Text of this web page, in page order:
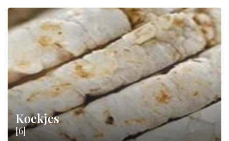
snee pignamet heerlijke mortadella erin? In onze online
winkel vind je verschillende soorten gebakken producten te
koop: van het bekroonde Molise-brood tot zoetwaren zoals
pandoro, sbrisolona en colomba.
Koekjes
[6]